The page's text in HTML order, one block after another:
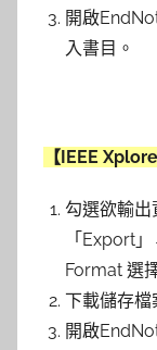
開啟
入書目。
【IEEE Xplore
勾選欲輸
「Export
Format 選
下載儲存檔
開啟